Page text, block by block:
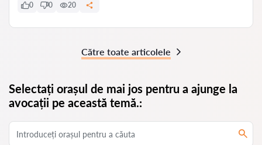
0 0 20
Către toate articolele
Selectați orașul de mai jos pentru a ajunge la
avocații pe această temă.: